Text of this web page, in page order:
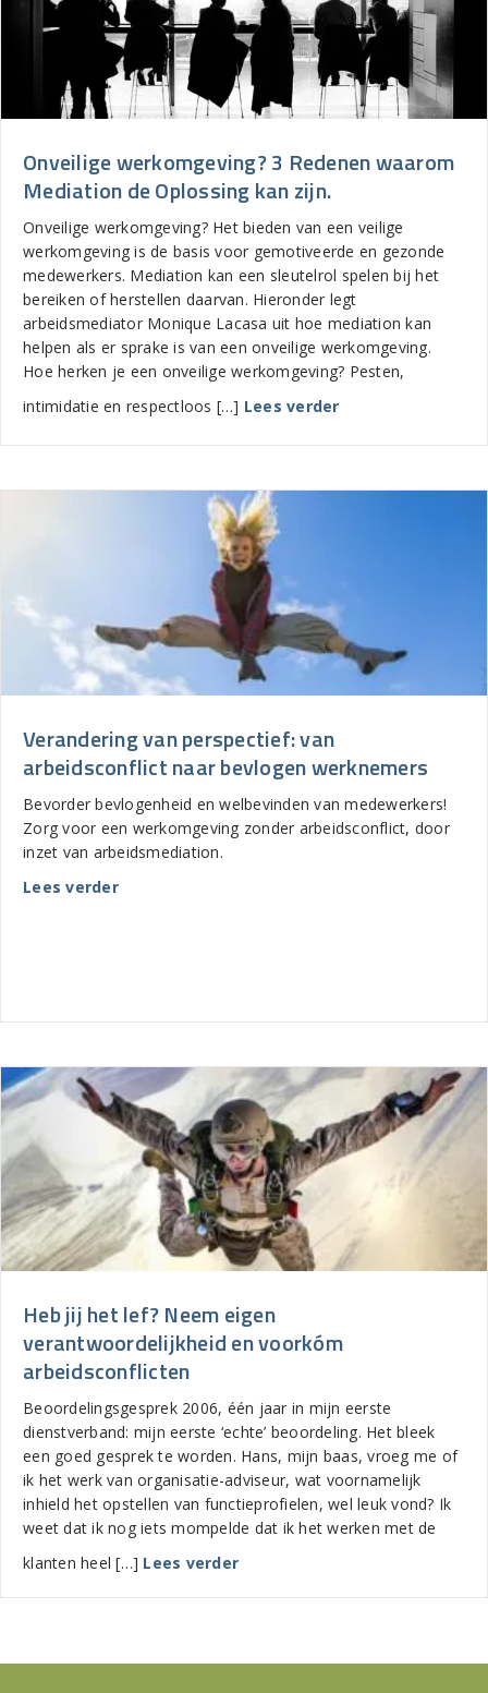
Onveilige werkomgeving? 3 Redenen waarom
Mediation de Oplossing kan zijn.
Onveilige werkomgeving? Het bieden van een veilige
werkomgeving is de basis voor gemotiveerde en gezonde
medewerkers. Mediation kan een sleutelrol spelen bij het
bereiken of herstellen daarvan. Hieronder legt
arbeidsmediator Monique Lacasa uit hoe mediation kan
helpen als er sprake is van een onveilige werkomgeving.
Hoe herken je een onveilige werkomgeving? Pesten,
intimidatie en respectloos […] Lees verderabout Onveilige
Verandering van perspectief: van
arbeidsconflict naar bevlogen werknemers
Bevorder bevlogenheid en welbevinden van medewerkers!
Zorg voor een werkomgeving zonder arbeidsconflict, door
inzet van arbeidsmediation.
Lees verderabout Verandering van perspectief: van
Heb jij het lef? Neem eigen
verantwoordelijkheid en voorkóm
arbeidsconflicten
Beoordelingsgesprek 2006, één jaar in mijn eerste
dienstverband: mijn eerste ‘echte’ beoordeling. Het bleek
een goed gesprek te worden. Hans, mijn baas, vroeg me of
ik het werk van organisatie-adviseur, wat voornamelijk
inhield het opstellen van functieprofielen, wel leuk vond? Ik
weet dat ik nog iets mompelde dat ik het werken met de
klanten heel […] Lees verderabout Heb jij het lef? Neem